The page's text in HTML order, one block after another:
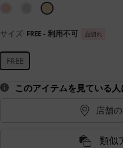
サイズ: FREE - 利用不可 品切れ
FREE
このアイテムを見ている
店舗
類似